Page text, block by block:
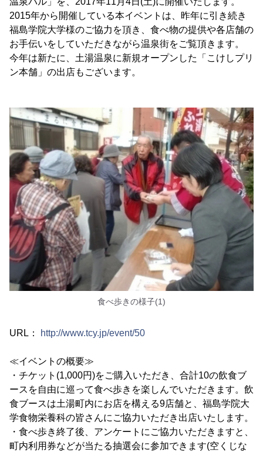
2015年から開催している本イベントは、昨年に引き続き
福島学院大学様のご協力を頂き、食べ物の提供や各店舗の
お手伝いをしていただきながら温泉街をご覧頂きます。
今年は新たに、土湯温泉に新規オープンした「こけしプリ
ン本舗」の出店もございます。
食べ歩きの様子(1)
URL： http://www.tcy.jp/event/50
≪イベントの概要≫
・チケット(1,000円)をご購入いただき、合計10の飲食ブ
ースを自由に巡って食べ歩きを楽しんでいただきます。飲
食ブースは土湯町内にお店を構える9店舗と、福島学院大
学食物栄養科の皆さんにご協力いただき出店いたします。
・食べ歩き終了後、アンケートにご協力いただきますと、
町内利用券などが当たる抽選会に参加できます(空くじな